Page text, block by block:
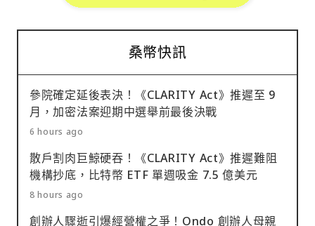
桑幣快訊
參院確定延後表決！《CLARITY Act》推遲至 9
月，加密法案迎期中選舉前最後決戰
6 hours ago
散戶割肉巨鯨硬吞！《CLARITY Act》推遲難阻
機構抄底，比特幣 ETF 單週吸金 7.5 億美元
8 hours ago
創辦人驟逝引爆經營權之爭！Ondo 創辦人母親